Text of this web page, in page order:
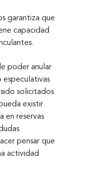
garantiza que
capacidad
poder anular
especulativas
solicitados
existir
en reservas
pensar que
actividad